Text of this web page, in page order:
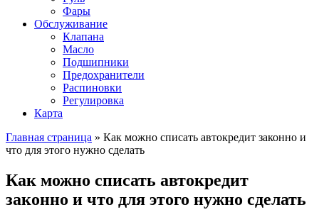
Фары
Обслуживание
Клапана
Масло
Подшипники
Предохранители
Распиновки
Регулировка
Карта
Главная страница » Как можно списать автокредит законно и
что для этого нужно сделать
Как можно списать автокредит
законно и что для этого нужно сделать